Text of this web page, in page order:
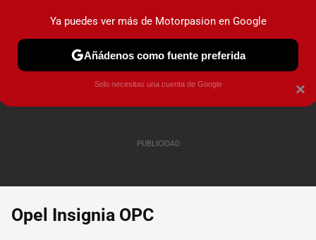
PRUEBAS COCHES ELÉCTRICOS OBSERVATORIO
Opel Insignia OPC
×
Ya puedes ver más de Motorpasion en Google
Añádenos como fuente preferida
Solo necesitas una cuenta de Google